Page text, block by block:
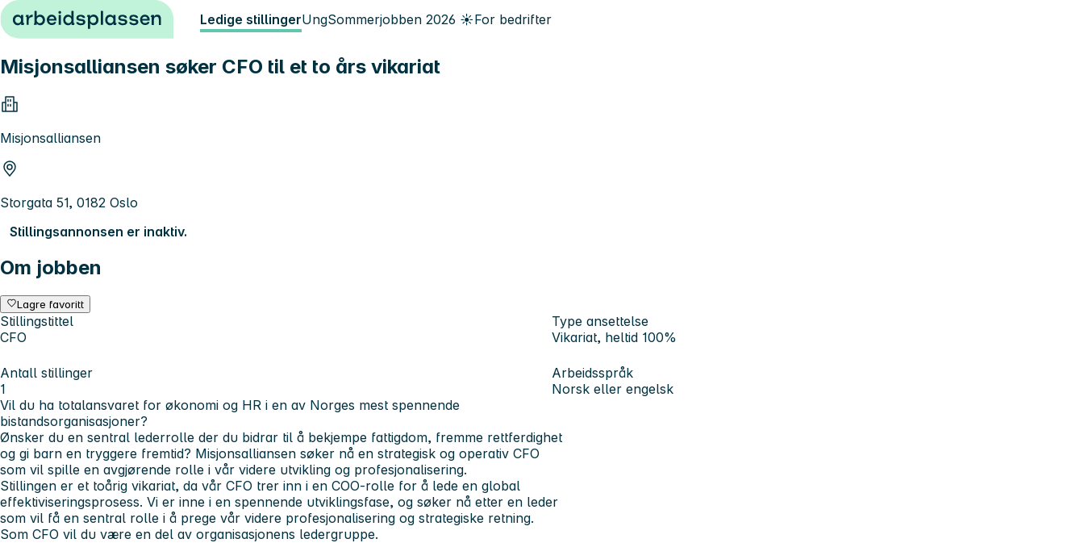
Hopp til innhold Ledige stillingerUngSommerjobben 2026 ☀️For bedrifter
Misjonsalliansen søker CFO til et to års vikariat
Misjonsalliansen
Storgata 51, 0182 Oslo
Stillingsannonsen er inaktiv.
Om jobben
Lagre favoritt
Stillingstittel
CFO
Type ansettelse
Vikariat, heltid 100%
Antall stillinger
1
Arbeidsspråk
Norsk eller engelsk
Vil du ha totalansvaret for økonomi og HR i en av Norges mest spennende
bistandsorganisasjoner?
Ønsker du en sentral lederrolle der du bidrar til å bekjempe fattigdom, fremme rettferdighet
og gi barn en tryggere fremtid? Misjonsalliansen søker nå en strategisk og operativ CFO
som vil spille en avgjørende rolle i vår videre utvikling og profesjonalisering.
Stillingen er et toårig vikariat, da vår CFO trer inn i en COO-rolle for å lede en global
effektiviseringsprosess. Vi er inne i en spennende utviklingsfase, og søker nå etter en leder
som vil få en sentral rolle i å prege vår videre profesjonalisering og strategiske retning.
Som CFO vil du være en del av organisasjonens ledergruppe.